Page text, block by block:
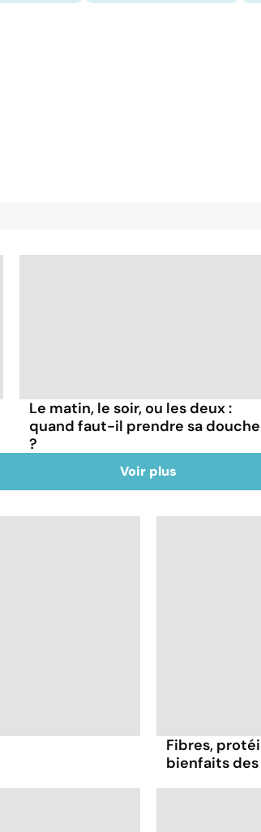
Le matin, le soir, ou les deux :
quand faut-il prendre sa douche
?
Voir plus
Fibres,
bienfaits